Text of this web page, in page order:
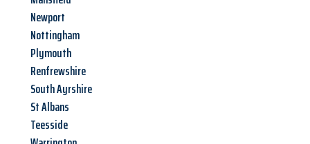
Newport
Nottingham
Plymouth
Renfrewshire
South Ayrshire
St Albans
Teesside